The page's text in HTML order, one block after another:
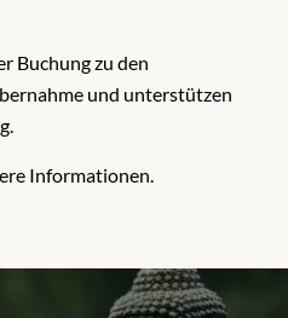
Buchung zu den
und unterstützen
Informationen.